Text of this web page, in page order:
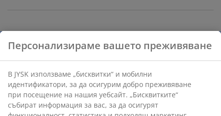
Артикул: 2783000
Характеристики
Персонализираме вашето преживяване
В JYSK използваме „бисквитки“ и мобилни
идентификатори, за да осигурим добро преживяване
при посещение на нашия уебсайт. „Бисквитките“
събират информация за вас, за да осигурят